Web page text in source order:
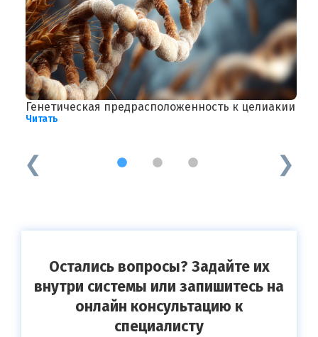
Генетическая предрасположенность к целиакии
Читать
1 2 3
Остались вопросы? Задайте их
внутри системы или запишитесь на
онлайн консультацию к
специалисту